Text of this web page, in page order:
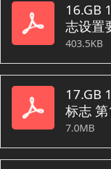
16.GB
志设置
403.5KB
17.GB
标志
7.0MB